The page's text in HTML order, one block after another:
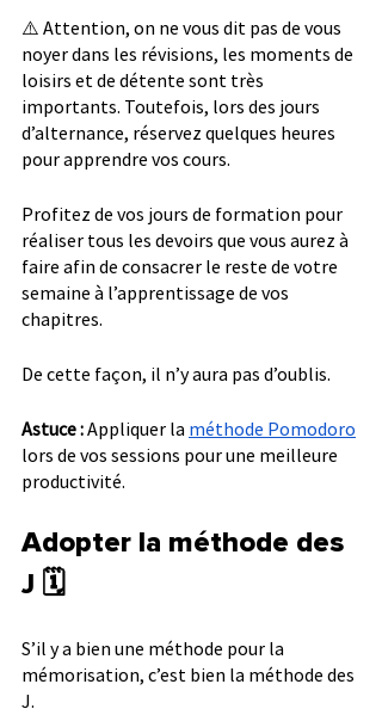
⚠️ Attention, on ne vous dit pas de vous
noyer dans les révisions, les moments de
loisirs et de détente sont très
importants. Toutefois, lors des jours
d’alternance, réservez quelques heures
pour apprendre vos cours.
Profitez de vos jours de formation pour
réaliser tous les devoirs que vous aurez à
faire afin de consacrer le reste de votre
semaine à l’apprentissage de vos
chapitres.
De cette façon, il n’y aura pas d’oublis.
Astuce : Appliquer la méthode Pomodoro
lors de vos sessions pour une meilleure
productivité.
Adopter la méthode des
J 🗓
S’il y a bien une méthode pour la
mémorisation, c’est bien la méthode des
J.